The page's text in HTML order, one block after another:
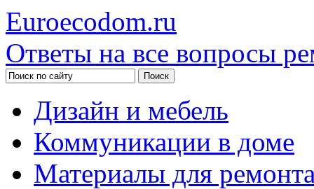
Euroecodom.ru
Ответы на все вопросы
Дизайн и мебель
Коммуникации в доме
Материалы для